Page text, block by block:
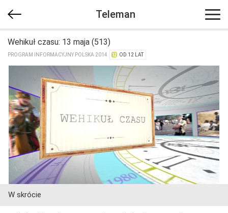
Teleman
Wehikuł czasu: 13 maja (513)
PROGRAM INFORMACYJNY POLSKA 2014 OD 12 LAT
W skrócie